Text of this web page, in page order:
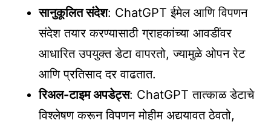
सानुकूलित संदेश: ChatGPT ईमेल आणि विपणन
संदेश तयार करण्यासाठी ग्राहकांच्या आवडींवर
आधारित उपयुक्त डेटा वापरतो, ज्यामुळे ओपन रेट
आणि प्रतिसाद दर वाढतात.
रिअल-टाइम अपडेट्स: ChatGPT तात्काळ डेटाचे
विश्लेषण करून विपणन मोहीम अद्ययावत ठेवतो,